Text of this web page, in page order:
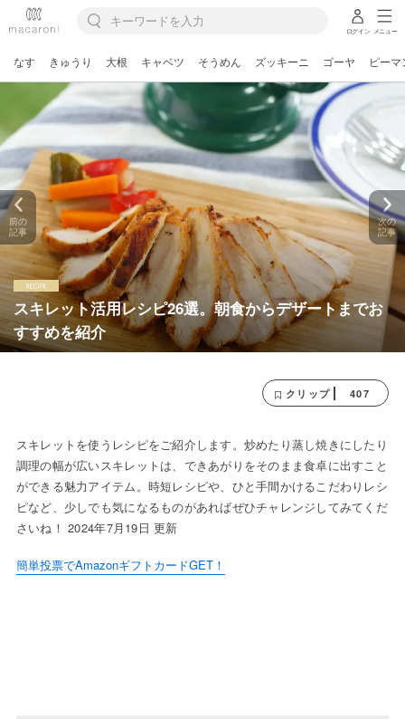
ログイン メニュー
なす きゅうり 大根 キャベツ そうめん ズッキーニ ゴーヤ ピーマ
スキレット活用レシピ26選。朝食からデザートまでお
すすめを紹介
前の
記事
次の
記事
クリップ 407
スキレットを使うレシピをご紹介します。炒めたり蒸し焼きにしたり
調理の幅が広いスキレットは、できあがりをそのまま食卓に出すこと
ができる魅力アイテム。時短レシピや、ひと手間かけるこだわりレシ
ピなど、少しでも気になるものがあればぜひチャレンジしてみてくだ
さいね！ 2024年7月19日 更新
簡単投票でAmazonギフトカードGET！